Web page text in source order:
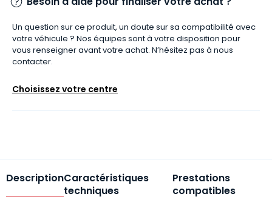
Un question sur ce produit, un doute sur sa compatibilité avec
votre véhicule ? Nos équipes sont à votre disposition pour
vous renseigner avant votre achat. N’hésitez pas à nous
contacter.
Choisissez votre centre
DescriptionCaractéristiques
techniques
Prestations
compatibles